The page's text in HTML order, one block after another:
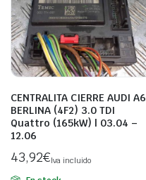
CENTRALITA CIERRE AUDI A6
BERLINA (4F2) 3.0 TDI
Quattro (165kW) | 03.04 –
12.06
43,92€Iva incluido